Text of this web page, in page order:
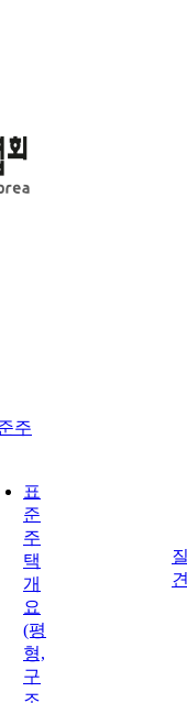
주
표
준
주
택
개
요
(평
형,
구
조